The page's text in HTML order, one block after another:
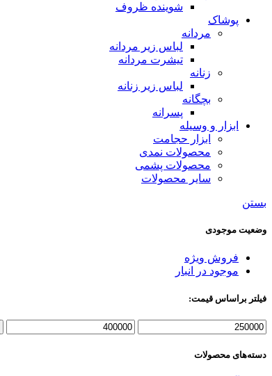
شوینده ظروف
پوشاک
مردانه
لباس زیر مردانه
تیشرت مردانه
زنانه
لباس زیر زنانه
بچگانه
پسرانه
ابزار و وسیله
ابزار حجامت
محصولات نمدی
محصولات پشمی
سایر محصولات
بستن
وضعیت موجودی
فروش ویژه
موجود در انبار
فیلتر براساس قیمت:
حداقل
حداكثر
دسته‌های محصولات